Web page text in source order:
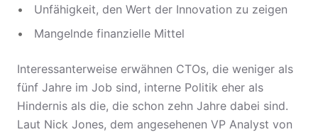
Unfähigkeit, den Wert der Innovation zu zeigen
Mangelnde finanzielle Mittel
Interessanterweise erwähnen CTOs, die weniger als
fünf Jahre im Job sind, interne Politik eher als
Hindernis als die, die schon zehn Jahre dabei sind.
Laut Nick Jones, dem angesehenen VP Analyst von